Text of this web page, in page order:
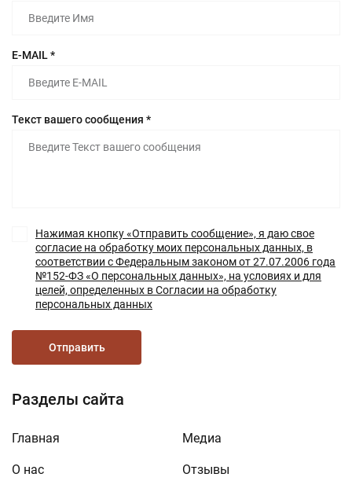
Разделы сайта
Главная
О нас
Медиа
Отзывы
E-MAIL *
Текст вашего сообщения *
Нажимая кнопку «Отправить сообщение», я даю свое
согласие на обработку моих персональных данных, в
соответствии с Федеральным законом от 27.07.2006 года
№152-ФЗ «О персональных данных», на условиях и для
целей, определенных в Согласии на обработку
персональных данных
Отправить